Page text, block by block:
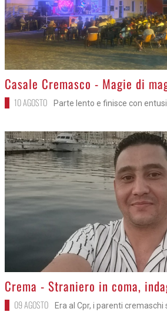
>
Casale Cremasco - Magie di
10 AGOSTO Parte lento e finisce con
>
Crema - Straniero in coma,
09 AGOSTO Era al Cpr, i parenti